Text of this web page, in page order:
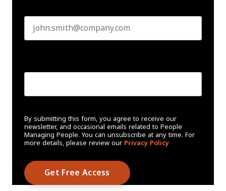
By submitting this form, you agree to receive our
newsletter, and occasional emails related to People
Managing People. You can unsubscribe at any time. For
more details, please review our Privacy Policy